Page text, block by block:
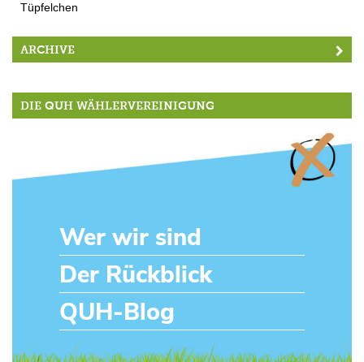
Tüpfelchen
ARCHIVE
DIE QUH WÄHLERVEREINIGUNG
Wer wir sind
Der Rückblick
QUH-Blog